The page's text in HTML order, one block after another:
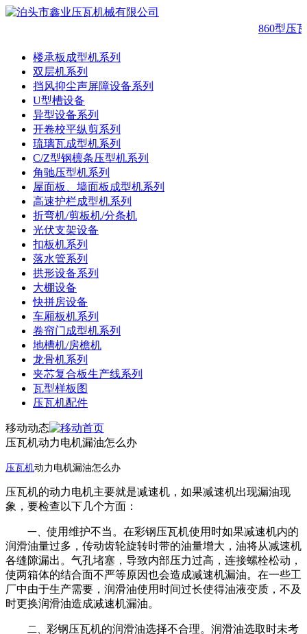
860型压
楼承板成型机系列
双层机系列
挡风抑尘声屏障设备系列
U型槽设备
异型设备系列
开卷校平纵剪系列
琉璃瓦成型机系列
C/Z型钢檩条压型机系列
角驰压型机系列
屋面板、墙面板成型机系列
高速护栏成型机系列
折弯机/剪板机/分条机
光伏支架设备
扣板机系列
落水管系列
拱形设备系列
大棚设备
快拼房设备
车厢板机系列
卷帘门成型机系列
地槽机/房檐机
龙骨机系列
夹芯复合板生产线系列
瓦型样板图
压瓦机配件
移动动态
压瓦机动力电机漏油怎么办
压瓦机动力电机漏油怎么办
压瓦机的动力电机主要就是减速机，如果减速机出现漏油现
象，要检查以下几个方面：
一、 使用维护不当。在彩钢压瓦机使用时如果减速机内的
润滑油量过多，传动齿轮旋转时带的油量增大，油将从减速机
各缝隙漏出。气孔堵塞，导致内部压力过高，连接螺栓松动，
使两箱体的结合面不严等原因也会造成减速机漏油。在一些工
厂中由于生产需要，润滑油使用时间过长使得油液变质，不及
时更换润滑油造成减速机漏油。
二、 彩钢压瓦机的润滑油选择不合理。润滑油选取时未考